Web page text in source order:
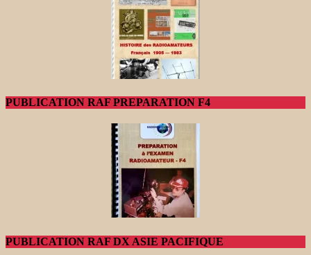
PUBLICATION RAF PREPARATION F4
PUBLICATION RAF DX ASIE PACIFIQUE